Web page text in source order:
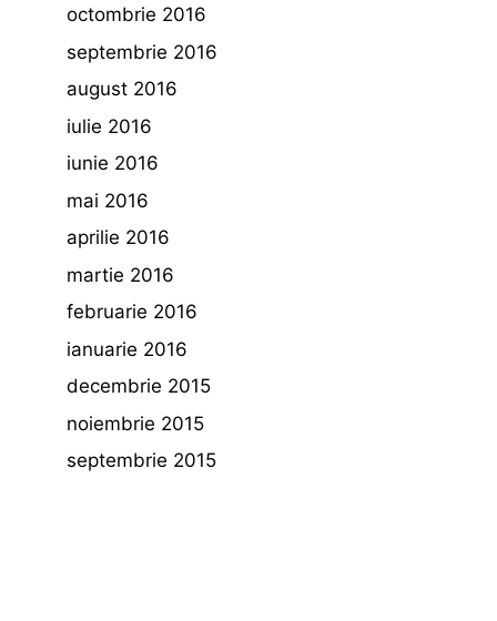
octombrie 2016
septembrie 2016
august 2016
iulie 2016
iunie 2016
mai 2016
aprilie 2016
martie 2016
februarie 2016
ianuarie 2016
decembrie 2015
noiembrie 2015
septembrie 2015